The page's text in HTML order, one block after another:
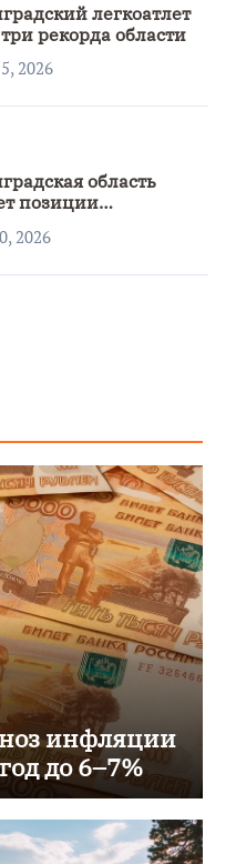
легкоатлет
рекорда области
2026
область
позиции
региона
2026
инфляции
до 6–7%